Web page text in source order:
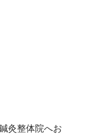
灸整体院へお